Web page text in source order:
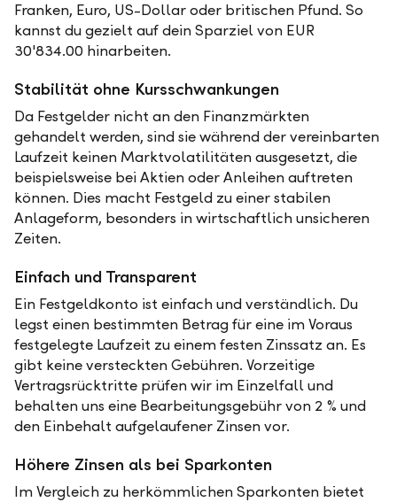
Franken, Euro, US-Dollar oder britischen Pfund. So
kannst du gezielt auf dein Sparziel von EUR
30'834.00 hinarbeiten.
Stabilität ohne Kursschwankungen
Da Festgelder nicht an den Finanzmärkten
gehandelt werden, sind sie während der vereinbarten
Laufzeit keinen Marktvolatilitäten ausgesetzt, die
beispielsweise bei Aktien oder Anleihen auftreten
können. Dies macht Festgeld zu einer stabilen
Anlageform, besonders in wirtschaftlich unsicheren
Zeiten.
Einfach und Transparent
Ein Festgeldkonto ist einfach und verständlich. Du
legst einen bestimmten Betrag für eine im Voraus
festgelegte Laufzeit zu einem festen Zinssatz an. Es
gibt keine versteckten Gebühren. Vorzeitige
Vertragsrücktritte prüfen wir im Einzelfall und
behalten uns eine Bearbeitungsgebühr von 2 % und
den Einbehalt aufgelaufener Zinsen vor.
Höhere Zinsen als bei Sparkonten
Im Vergleich zu herkömmlichen Sparkonten bietet